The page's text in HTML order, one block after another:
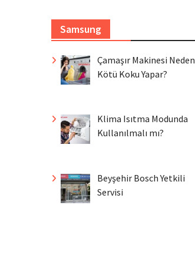
Samsung
Çamaşır Makinesi Neden
Kötü Koku Yapar?
Klima Isıtma Modunda
Kullanılmalı mı?
Beyşehir Bosch Yetkili
Servisi